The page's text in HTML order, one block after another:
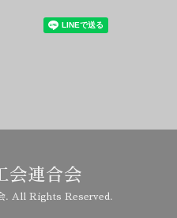
会連合会
. All Rights Reserved.